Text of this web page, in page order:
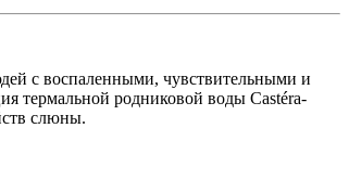
с воспаленными, чувствительными и
термальной родниковой воды Castéra-
слюны.